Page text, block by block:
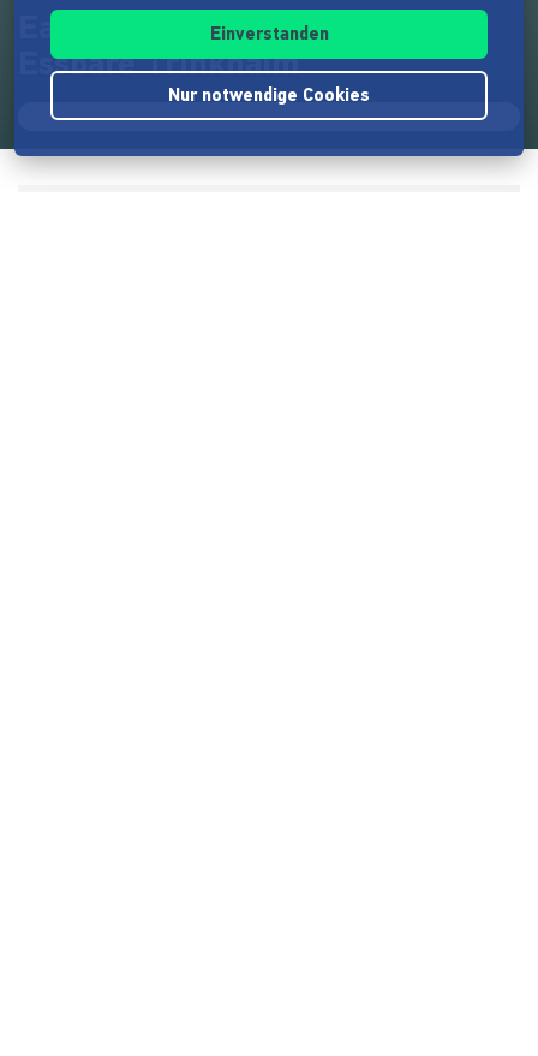
Eatapple - Der Weltweit Erste
Essbare Trinkhalm
Einverstanden
Nur notwendige Cookies